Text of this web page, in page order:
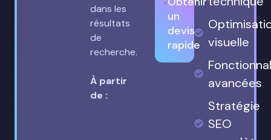
dans les
résultats
de
recherche.
À partir
de :
un
devis
rapide
visuelle
avancées
Stratégie
SEO